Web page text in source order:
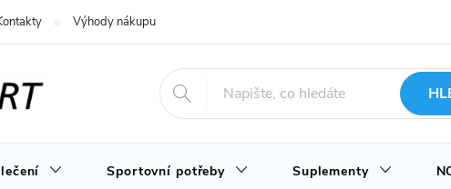
Výhody nákupu u nás
Sportovní potřeby Suplementy